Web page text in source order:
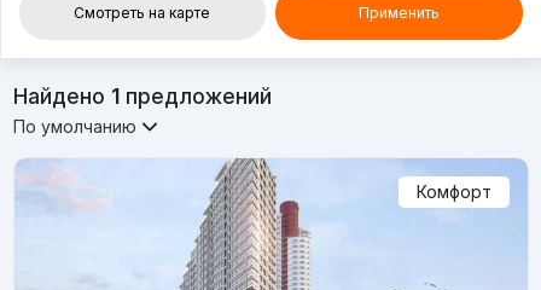
Смотреть на карте Применить
Найдено 1предложений
По умолчанию
Комфорт